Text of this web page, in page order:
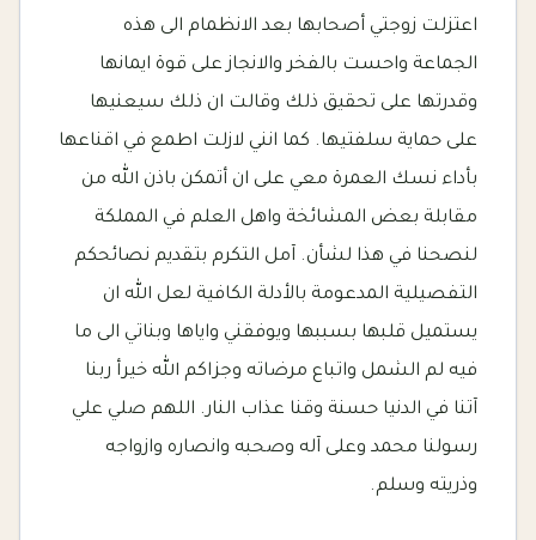
اعتزلت زوجتي أصحابها بعد الانظمام الى هذه
الجماعة واحست بالفخر والانجاز على قوة ايمانها
وقدرتها على تحقيق ذلك وقالت ان ذلك سيعنيها
على حماية سلفتيها. كما انني لازلت اطمع في اقناعها
بأداء نسك العمرة معي على ان أتمكن باذن الله من
مقابلة بعض المشائخة واهل العلم في المملكة
لنصحنا في هذا لشأن. آمل التكرم بتقديم نصائحكم
التفصيلية المدعومة بالأدلة الكافية لعل الله ان
يستميل قلبها بسببها ويوفقني واياها وبناتي الى ما
فيه لم الشمل واتباع مرضاته وجزاكم الله خيرأ ربنا
آتنا في الدنيا حسنة وقنا عذاب النار. اللهم صلي علي
رسولنا محمد وعلى آله وصحبه وانصاره وازواجه
وذريته وسلم.